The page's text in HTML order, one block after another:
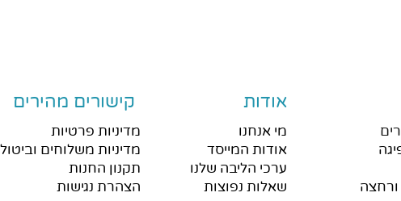
קישורים מהירים
מדיניות פרטיות
מדיניות משלוחים
תקנון החנות
הצהרת נגישות
אודות
מי אנחנו
אודות המייסד
ערכי הליבה שלנו
שאלות נפוצות
ורחצה